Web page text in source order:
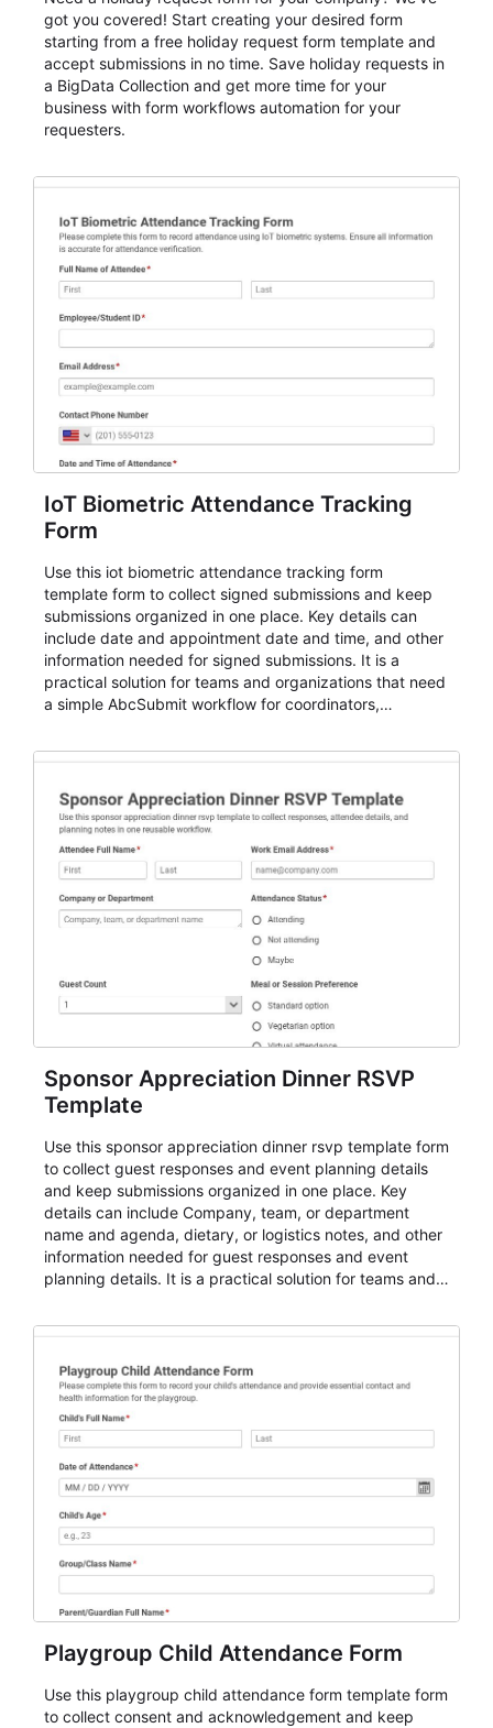
got you covered! Start creating your desired form
starting from a free holiday request form template and
accept submissions in no time. Save holiday requests in
a BigData Collection and get more time for your
business with form workflows automation for your
requesters.
IoT Biometric Attendance Tracking
Form
Use this iot biometric attendance tracking form
template form to collect signed submissions and keep
submissions organized in one place. Key details can
include date and appointment date and time, and other
information needed for signed submissions. It is a
practical solution for teams and organizations that need
a simple AbcSubmit workflow for coordinators,
Sponsor Appreciation Dinner RSVP
Template
Use this sponsor appreciation dinner rsvp template form
to collect guest responses and event planning details
and keep submissions organized in one place. Key
details can include Company, team, or department
name and agenda, dietary, or logistics notes, and other
information needed for guest responses and event
planning details. It is a practical solution for teams and
for teams and organizations.
Playgroup Child Attendance Form
Use this playgroup child attendance form template form
to collect consent and acknowledgement and keep